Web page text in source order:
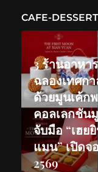
CAFE-DESSERT
3 ร้านอาห
ฉลองเทศก
ด้วยมูนเค้ก
คอลเลกชัน
จับมือ “เฮย
แมน” เปิดจ
2569